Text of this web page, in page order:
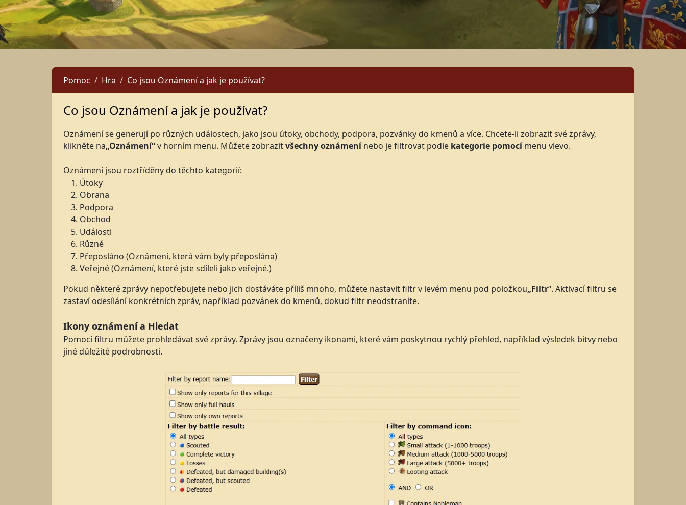
Pomoc Hra Co jsou Oznámení a jak je používat?
Co jsou Oznámení a jak je používat?
Oznámení se generují po různých událostech, jako jsou útoky, obchody, podpora, pozvánky do kmenů a více. Chcete-li zobrazit své zprávy,
klikněte na„Oznámení“v horním menu. Můžete zobrazitvšechny oznámenínebo je filtrovat podle kategorie pomocímenu vlevo.
Oznámení jsou roztříděny do těchto kategorií:
Útoky
Obrana
Podpora
Obchod
Události
Různé
Přeposláno (Oznámení, která vám byly přeposlána)
Veřejné (Oznámení, které jste sdíleli jako veřejné.)
Pokud některé zprávy nepotřebujete nebo jich dostáváte příliš mnoho, můžete nastavit filtr v levém menu pod položkou„Filtr“. Aktivací filtru se
zastaví odesílání konkrétních zpráv, například pozvánek do kmenů, dokud filtr neodstraníte.
Ikony oznámení a Hledat
Pomocí filtru můžete prohledávat své zprávy. Zprávy jsou označeny ikonami, které vám poskytnou rychlý přehled, například výsledek bitvy nebo
jiné důležité podrobnosti.